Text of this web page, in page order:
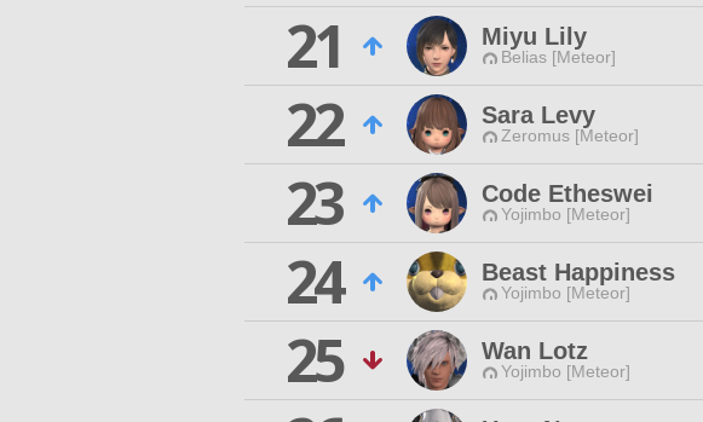
21
Miyu Lily
Belias [Meteor]
22
Sara Levy
Zeromus [Meteor]
23
Code Etheswei
Yojimbo [Meteor]
24
Beast Happiness
Yojimbo [Meteor]
25
Wan Lotz
Yojimbo [Meteor]